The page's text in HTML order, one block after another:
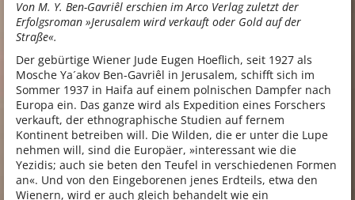
Von M. Y. Ben-Gavriêl erschien im Arco Verlag zuletzt der
Erfolgsroman »Jerusalem wird verkauft oder Gold auf der
Straße«.
Der gebürtige Wiener Jude Eugen Hoeflich, seit 1927 als
Mosche Ya´akov Ben-Gavriêl in Jerusalem, schifft sich im
Sommer 1937 in Haifa auf einem polnischen Dampfer nach
Europa ein. Das ganze wird als Expedition eines Forschers
verkauft, der ethnographische Studien auf fernem
Kontinent betreiben will. Die Wilden, die er unter die Lupe
nehmen will, sind die Europäer, »interessant wie die
Yezidis; auch sie beten den Teufel in verschiedenen Formen
an«. Und von den Eingeborenen jenes Erdteils, etwa den
Wienern, wird er auch gleich behandelt wie ein